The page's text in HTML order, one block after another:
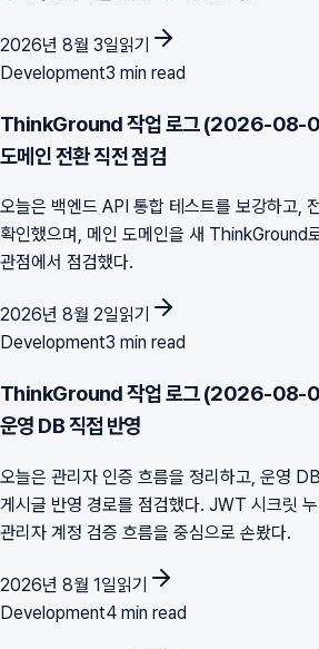
2026년 8월 3일읽기
Development3 min read
ThinkGround 작업 로그 (2026-08-
도메인 전환 직전 점검
오늘은 백엔드 API 통합 테스트를 보강하고,
확인했으며, 메인 도메인을 새 ThinkGround
관점에서 점검했다.
2026년 8월 2일읽기
Development3 min read
ThinkGround 작업 로그 (2026-08-
운영 DB 직접 반영
오늘은 관리자 인증 흐름을 정리하고, 운영
게시글 반영 경로를 점검했다. JWT 시크릿
관리자 계정 검증 흐름을 중심으로 손봤다.
2026년 8월 1일읽기
Development4 min read